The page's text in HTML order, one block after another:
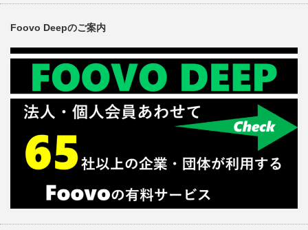
Foovo Deepのご案内